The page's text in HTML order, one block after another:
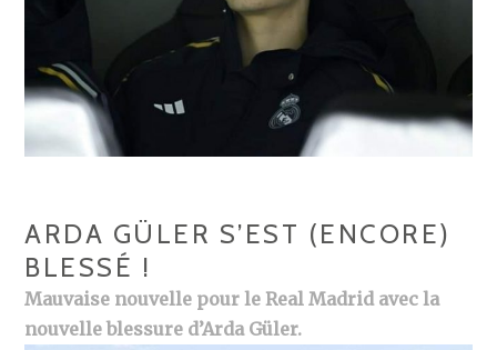
ARDA GÜLER S’EST (ENCORE)
BLESSÉ !
Mauvaise nouvelle pour le Real Madrid avec la
nouvelle blessure d’Arda Güler.